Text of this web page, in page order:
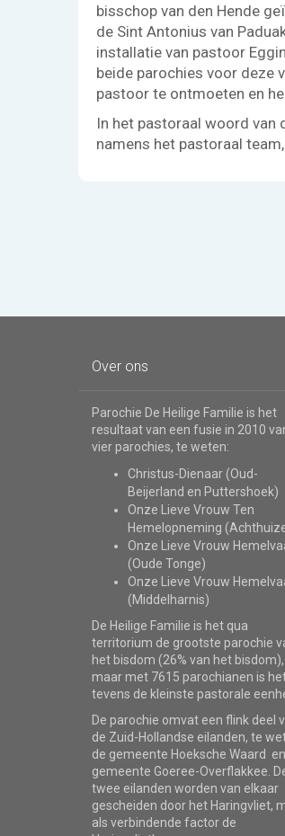
bisschop van den Hende
de Sint Antonius van
installatie van pastoor
beide parochies voor deze
pastoor te ontmoeten en
In het pastoraal woord van
namens het pastoraal
Over ons
Parochie De Heilige Familie is het
resultaat van een fusie in 2010
vier parochies, te weten:
Christus-Dienaar (Oud-
Beijerland en Puttershoek)
Onze Lieve Vrouw Ten
Hemelopneming
Onze Lieve Vrouw
(Oude Tonge)
Onze Lieve Vrouw
(Middelharnis)
De Heilige Familie is het qua
territorium de grootste parochie
het bisdom (26% van het bisdom),
maar met 7615 parochianen is
tevens de kleinste pastorale
De parochie omvat een flink deel
de Zuid-Hollandse eilanden, te
de gemeente Hoeksche Waard
gemeente Goeree-Overflakkee.
twee eilanden worden van elkaar
gescheiden door het Haringvliet,
als verbindende factor de